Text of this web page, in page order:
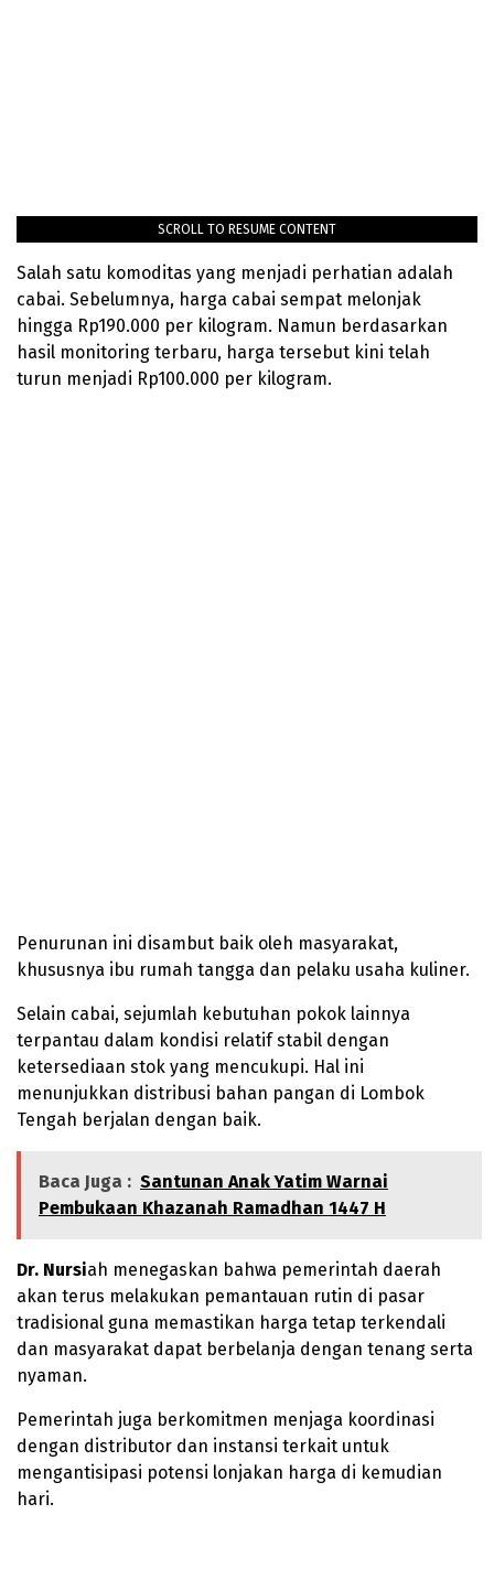
SCROLL TO RESUME CONTENT
Salah satu komoditas yang menjadi perhatian adalah
cabai. Sebelumnya, harga cabai sempat melonjak
hingga Rp190.000 per kilogram. Namun berdasarkan
hasil monitoring terbaru, harga tersebut kini telah
turun menjadi Rp100.000 per kilogram.
Penurunan ini disambut baik oleh masyarakat,
khususnya ibu rumah tangga dan pelaku usaha kuliner.
Selain cabai, sejumlah kebutuhan pokok lainnya
terpantau dalam kondisi relatif stabil dengan
ketersediaan stok yang mencukupi. Hal ini
menunjukkan distribusi bahan pangan di Lombok
Tengah berjalan dengan baik.
Baca Juga : Santunan Anak Yatim Warnai
Pembukaan Khazanah Ramadhan 1447 H
Dr. Nursiah menegaskan bahwa pemerintah daerah
akan terus melakukan pemantauan rutin di pasar
tradisional guna memastikan harga tetap terkendali
dan masyarakat dapat berbelanja dengan tenang serta
nyaman.
Pemerintah juga berkomitmen menjaga koordinasi
dengan distributor dan instansi terkait untuk
mengantisipasi potensi lonjakan harga di kemudian
hari.